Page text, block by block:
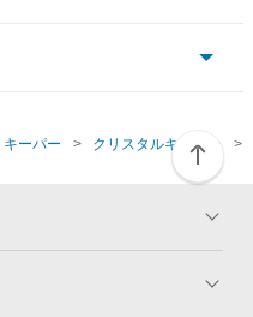
キーパー
クリスタルキーパー